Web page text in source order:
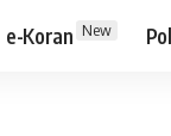
e-Koran New